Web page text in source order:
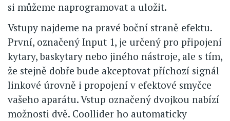
si můžeme naprogramovat a uložit.
Vstupy najdeme na pravé boční straně efektu.
První, označený Input 1, je určený pro připojení
kytary, baskytary nebo jiného nástroje, ale s tím,
že stejně dobře bude akceptovat příchozí signál
linkové úrovně i propojení v efektové smyčce
vašeho aparátu. Vstup označený dvojkou nabízí
možnosti dvě. Coollider ho automaticky